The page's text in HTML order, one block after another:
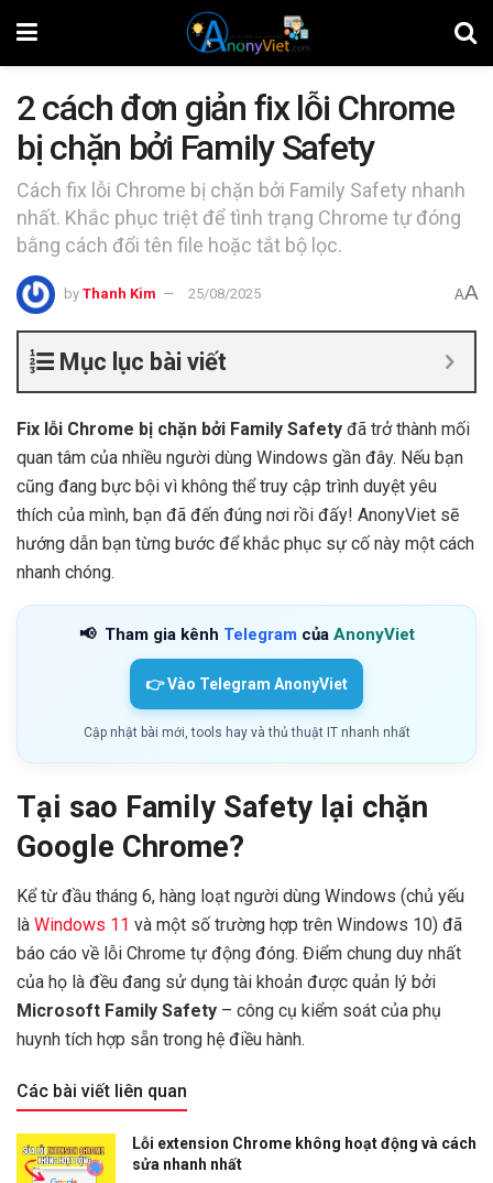
2 cách đơn giản fix lỗi Chrome
bị chặn bởi Family Safety
Cách fix lỗi Chrome bị chặn bởi Family Safety nhanh
nhất. Khắc phục triệt để tình trạng Chrome tự đóng
bằng cách đổi tên file hoặc tắt bộ lọc.
by Thanh Kim 25/08/2025 AA
Mục lục bài viết
Fix lỗi Chrome bị chặn bởi Family Safety đã trở thành mối
quan tâm của nhiều người dùng Windows gần đây. Nếu bạn
cũng đang bực bội vì không thể truy cập trình duyệt yêu
thích của mình, bạn đã đến đúng nơi rồi đấy! AnonyViet sẽ
hướng dẫn bạn từng bước để khắc phục sự cố này một cách
nhanh chóng.
📢 Tham gia kênh Telegram của AnonyViet
👉 Vào Telegram AnonyViet
Cập nhật bài mới, tools hay và thủ thuật IT nhanh nhất
Tại sao Family Safety lại chặn
Google Chrome?
Kể từ đầu tháng 6, hàng loạt người dùng Windows (chủ yếu
là Windows 11 và một số trường hợp trên Windows 10) đã
báo cáo về lỗi Chrome tự động đóng. Điểm chung duy nhất
của họ là đều đang sử dụng tài khoản được quản lý bởi
Microsoft Family Safety – công cụ kiểm soát của phụ
huynh tích hợp sẵn trong hệ điều hành.
Các bài viết liên quan
Lỗi extension Chrome không hoạt động và cách
sửa nhanh nhất